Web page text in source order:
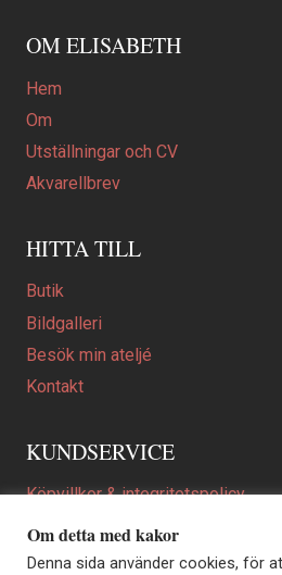
OM ELISABETH
Hem
Om
Utställningar och CV
Akvarellbrev
HITTA TILL
Butik
Bildgalleri
Besök min ateljé
Kontakt
KUNDSERVICE
Köpvillkor & integritetspolicy
Att beställa ett personligt
En personligare gåva
Om detta med kakor
Denna sida använder cookies, för